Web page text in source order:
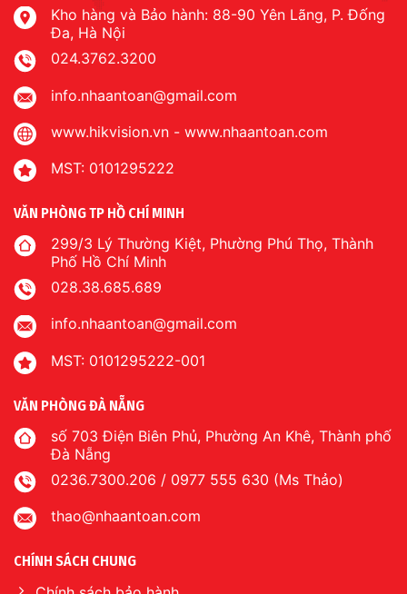
Kho hàng và Bảo hành: 88-90 Yên Lãng, P. Đống
Đa, Hà Nội
024.3762.3200
info.nhaantoan@gmail.com
www.hikvision.vn - www.nhaantoan.com
MST: 0101295222
VĂN PHÒNG TP HỒ CHÍ MINH
299/3 Lý Thường Kiệt, Phường Phú Thọ, Thành
Phố Hồ Chí Minh
028.38.685.689
info.nhaantoan@gmail.com
MST: 0101295222-001
VĂN PHÒNG ĐÀ NẴNG
số 703 Điện Biên Phủ, Phường An Khê, Thành phố
Đà Nẵng
0236.7300.206 / 0977 555 630 (Ms Thảo)
thao@nhaantoan.com
CHÍNH SÁCH CHUNG